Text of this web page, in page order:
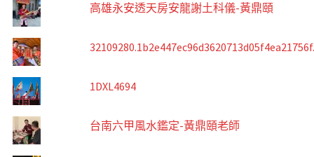
高雄永安透天房安龍謝土科儀-黃鼎頤
1DXL4694
台南六甲風水鑑定-黃鼎頤老師